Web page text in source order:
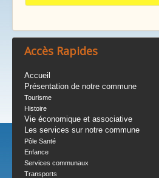
2 Grande Rue
Tél. : 01 64 57 76 76
mairie@boissy-le-cutte.fr
Ouverture du secrétariat :
Mardi, Jeudi, Vendredi: 14h-17h
Mercredi : 9h-12h / 14h-18h
Samedi : 9h-12h
Fermé le Lundi
Accès Rapides
Accueil
Présentation de notre commune
Tourisme
Histoire
Vie économique et associative
Les services sur notre commune
Pôle Santé
Enfance
Services communaux
Transports